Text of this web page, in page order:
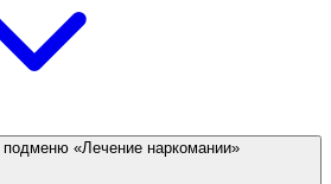
«Лечение наркомании»